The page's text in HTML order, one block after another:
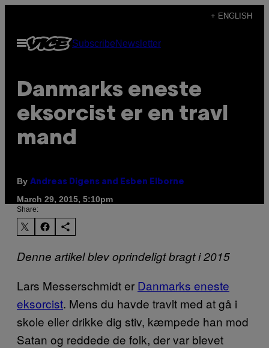
content
+ ENGLISH
Open
Menu
SubscribeNewsletter
Danmarks eneste
eksorcist er en travl
mand
By Andreas Digens and Esben Elborne
March 29, 2015, 5:10pm
Share:
Denne artikel blev oprindeligt bragt i 2015
Lars Messerschmidt er Danmarks eneste
eksorcist. Mens du havde travlt med at gå i
skole eller drikke dig stiv, kæmpede han mod
Satan og reddede de folk, der var blevet